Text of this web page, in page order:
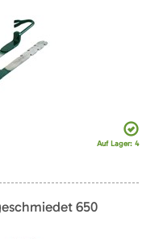
Auf Lager: 4
650